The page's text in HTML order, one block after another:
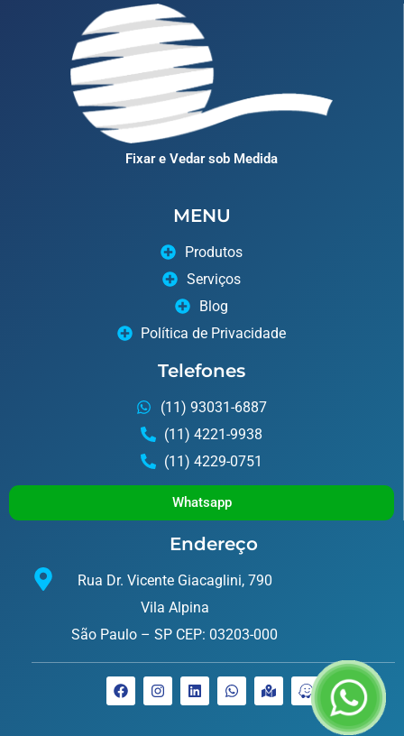
Fixar e Vedar sob Medida
MENU
Produtos
Serviços
Blog
Política de Privacidade
Telefones
(11) 93031-6887
(11) 4221-9938
(11) 4229-0751
Whatsapp
Endereço
Rua Dr. Vicente Giacaglini, 790
Vila Alpina
São Paulo – SP CEP: 03203-000